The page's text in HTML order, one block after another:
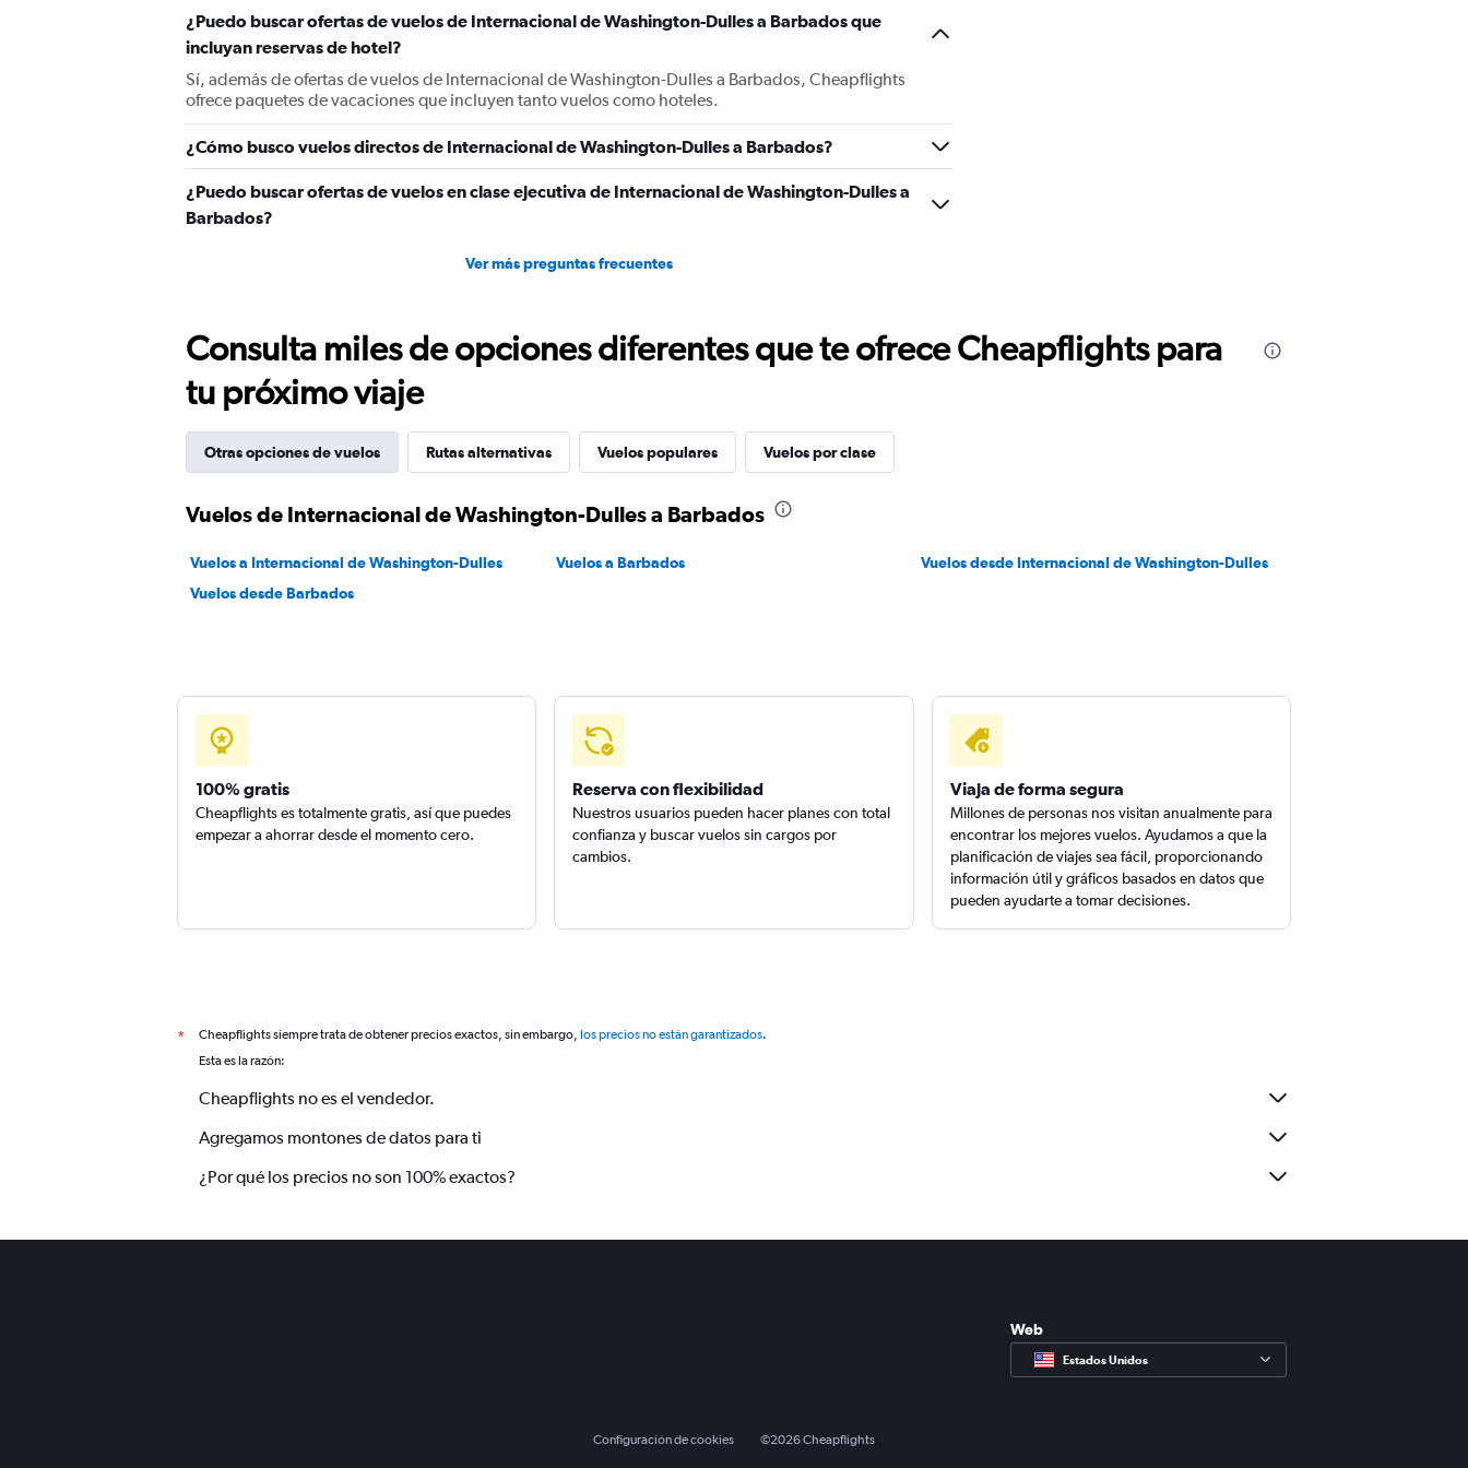
axis
displaying
values.
Range:
0
to
1200.
of
0
¿Puedo buscar ofertas de vuelos de Internacional de Washington-Dulles a Barbados que
incluyan reservas de hotel?
Sí, además de ofertas de vuelos de Internacional de Washington-Dulles a Barbados, Cheapflights
ofrece paquetes de vacaciones que incluyen tanto vuelos como hoteles.
¿Cómo busco vuelos directos de Internacional de Washington-Dulles a Barbados?
¿Puedo buscar ofertas de vuelos en clase ejecutiva de Internacional de Washington-Dulles a
Barbados?
Ver más preguntas frecuentes
Consulta miles de opciones diferentes que te ofrece Cheapflights para
tu próximo viaje
Otras opciones de vuelos Rutas alternativas Vuelos populares Vuelos por clase
Vuelos de Internacional de Washington-Dulles a Barbados
Vuelos a Internacional de Washington-Dulles Vuelos a Barbados
Vuelos desde Internacional de Washington-Dulles
Vuelos desde Barbados
100% gratis
Cheapflights es totalmente gratis, así que puedes
empezar a ahorrar desde el momento cero.
Reserva con flexibilidad
Nuestros usuarios pueden hacer planes con total
confianza y buscar vuelos sin cargos por
cambios.
Viaja de forma segura
Millones de personas nos visitan anualmente para
encontrar los mejores vuelos. Ayudamos a que la
planificación de viajes sea fácil, proporcionando
información útil y gráficos basados en datos que
pueden ayudarte a tomar decisiones.
* Cheapflights siempre trata de obtener precios exactos, sin embargo, los precios no están garantizados.
Esta es la razón:
Cheapflights no es el vendedor.
Agregamos montones de datos para ti
¿Por qué los precios no son 100% exactos?
Web
Estados Unidos
Configuración de cookies ©2026Cheapflights